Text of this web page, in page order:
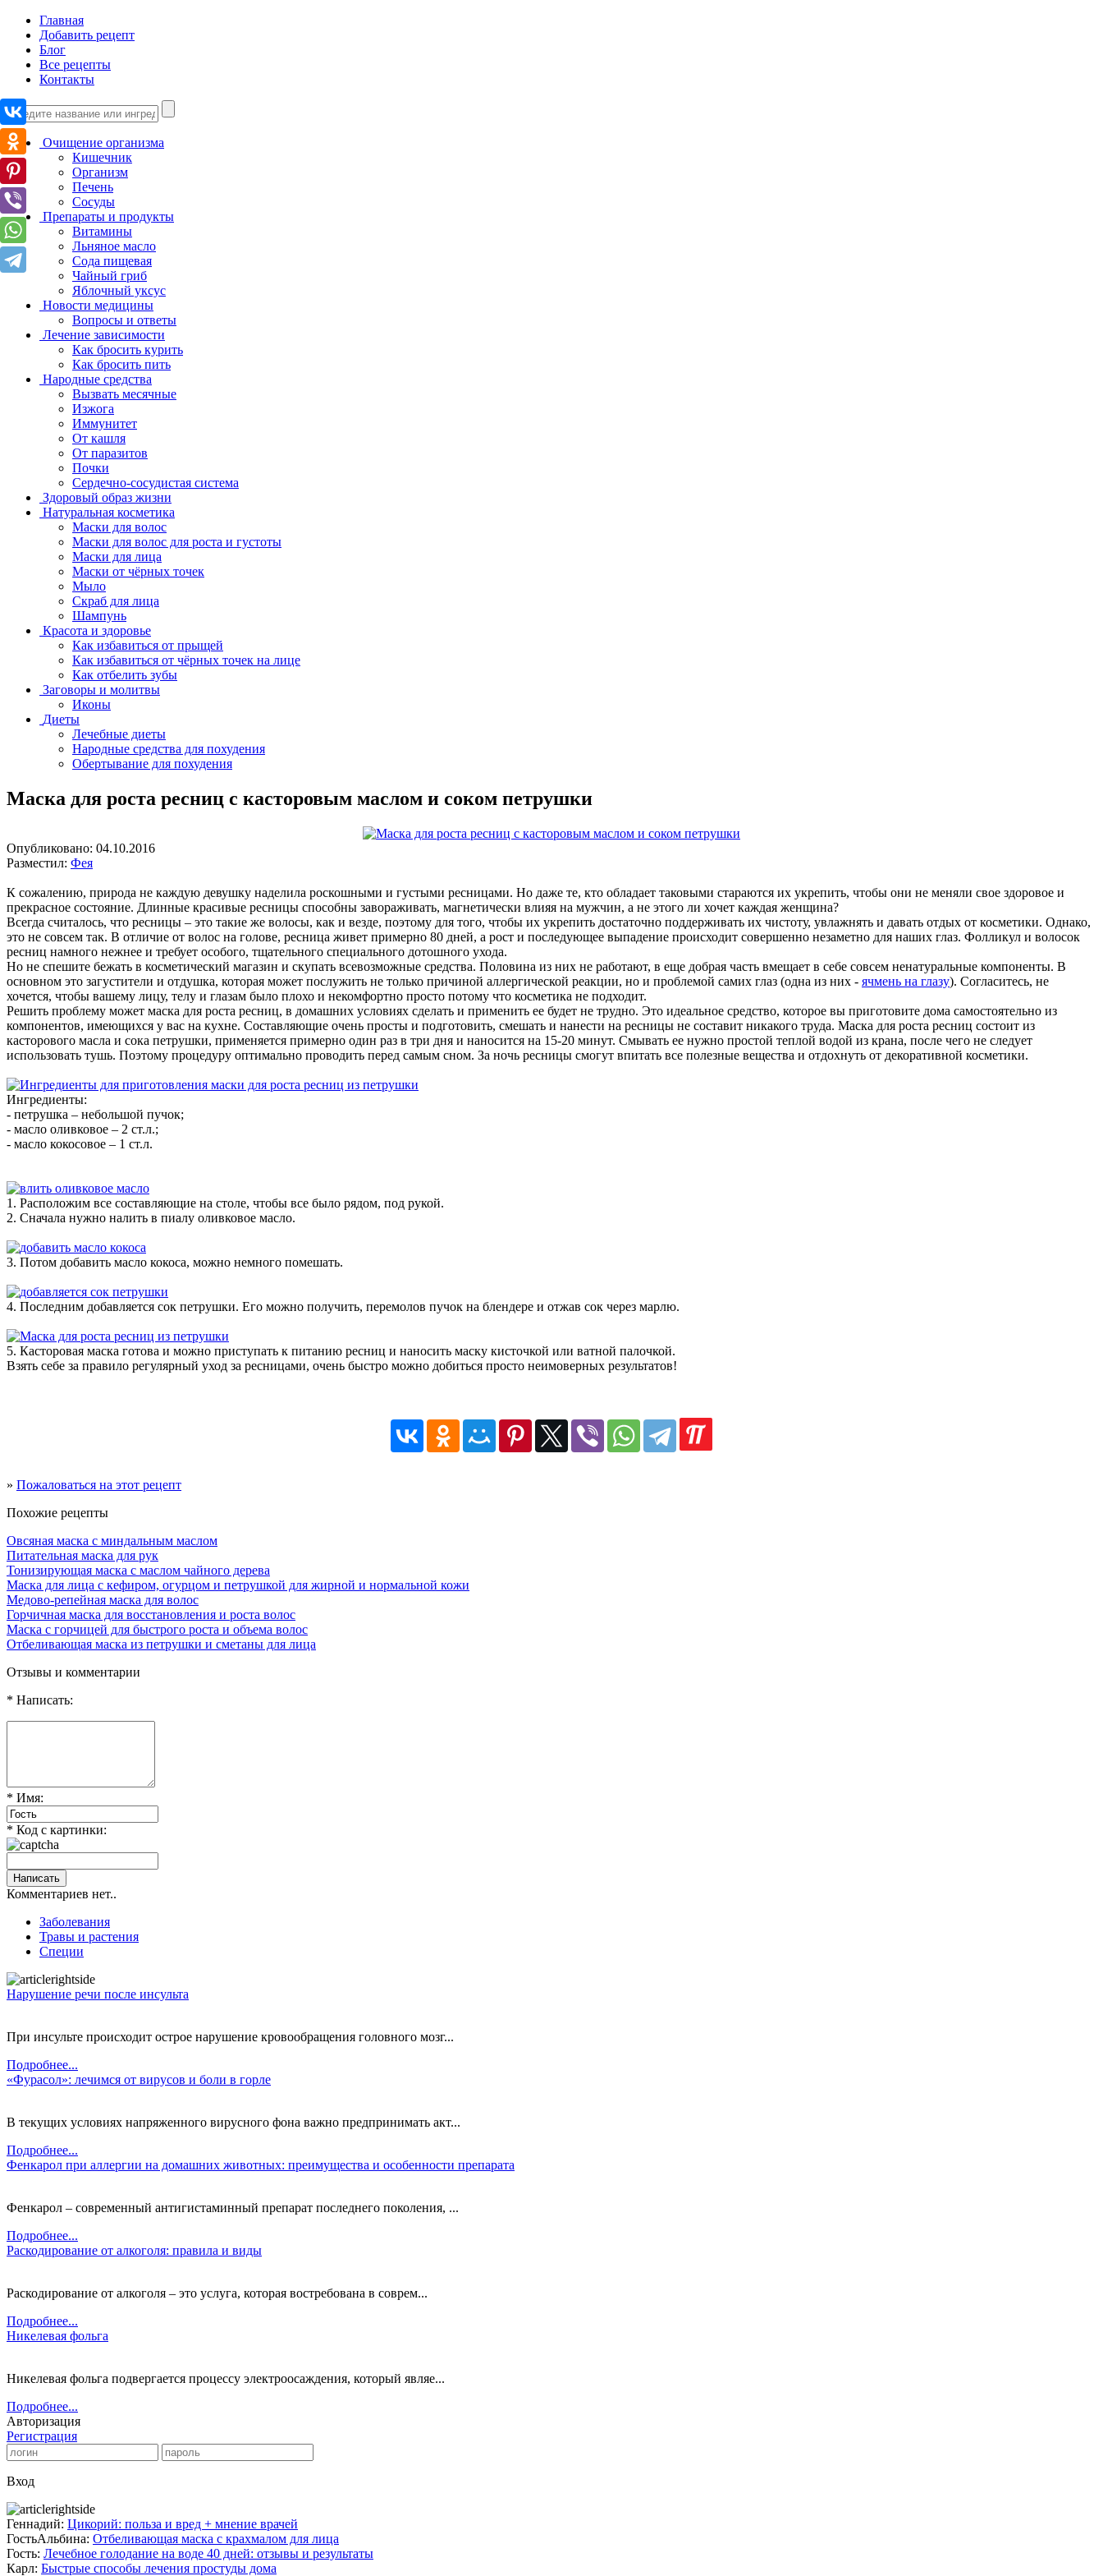
Главная
Добавить рецепт
Блог
Все рецепты
Контакты
Очищение организма
Кишечник
Организм
Печень
Сосуды
Препараты и продукты
Витамины
Льняное масло
Сода пищевая
Чайный гриб
Яблочный уксус
Новости медицины
Вопросы и ответы
Лечение зависимости
Как бросить курить
Как бросить пить
Народные средства
Вызвать месячные
Изжога
Иммунитет
От кашля
От паразитов
Почки
Сердечно-сосудистая система
Здоровый образ жизни
Натуральная косметика
Маски для волос
Маски для волос для роста и густоты
Маски для лица
Маски от чёрных точек
Мыло
Скраб для лица
Шампунь
Красота и здоровье
Как избавиться от прыщей
Как избавиться от чёрных точек на лице
Как отбелить зубы
Заговоры и молитвы
Иконы
Диеты
Лечебные диеты
Народные средства для похудения
Обертывание для похудения
Маска для роста ресниц с касторовым маслом и соком петрушки
Опубликовано: 04.10.2016
Разместил: Фея
К сожалению, природа не каждую девушку наделила роскошными и густыми ресницами. Но даже те, кто обладает таковыми стараются их укрепить, чтобы они не меняли свое здоровое и
прекрасное состояние. Длинные красивые ресницы способны завораживать, магнетически влияя на мужчин, а не этого ли хочет каждая женщина?
Всегда считалось, что ресницы – это такие же волосы, как и везде, поэтому для того, чтобы их укрепить достаточно поддерживать их чистоту, увлажнять и давать отдых от косметики. Однако,
это не совсем так. В отличие от волос на голове, ресница живет примерно 80 дней, а рост и последующее выпадение происходит совершенно незаметно для наших глаз. Фолликул и волосок
ресниц намного нежнее и требует особого, тщательного специального дотошного ухода.
Но не спешите бежать в косметический магазин и скупать всевозможные средства. Половина из них не работают, в еще добрая часть вмещает в себе совсем ненатуральные компоненты. В
основном это загустители и отдушка, которая может послужить не только причиной аллергической реакции, но и проблемой самих глаз (одна из них - ячмень на глазу). Согласитесь, не
хочется, чтобы вашему лицу, телу и глазам было плохо и некомфортно просто потому что косметика не подходит.
Решить проблему может маска для роста ресниц, в домашних условиях сделать и применить ее будет не трудно. Это идеальное средство, которое вы приготовите дома самостоятельно из
компонентов, имеющихся у вас на кухне. Составляющие очень просты и подготовить, смешать и нанести на ресницы не составит никакого труда. Маска для роста ресниц состоит из
касторового масла и сока петрушки, применяется примерно один раз в три дня и наносится на 15-20 минут. Смывать ее нужно простой теплой водой из крана, после чего не следует
использовать тушь. Поэтому процедуру оптимально проводить перед самым сном. За ночь ресницы смогут впитать все полезные вещества и отдохнуть от декоративной косметики.
Ингредиенты:
- петрушка – небольшой пучок;
- масло оливковое – 2 ст.л.;
- масло кокосовое – 1 ст.л.
1. Расположим все составляющие на столе, чтобы все было рядом, под рукой.
2. Сначала нужно налить в пиалу оливковое масло.
3. Потом добавить масло кокоса, можно немного помешать.
4. Последним добавляется сок петрушки. Его можно получить, перемолов пучок на блендере и отжав сок через марлю.
5. Касторовая маска готова и можно приступать к питанию ресниц и наносить маску кисточкой или ватной палочкой.
Взять себе за правило регулярный уход за ресницами, очень быстро можно добиться просто неимоверных результатов!
» Пожаловаться на этот рецепт
Похожие рецепты
Овсяная маска с миндальным маслом
Питательная маска для рук
Тонизирующая маска с маслом чайного дерева
Маска для лица с кефиром, огурцом и петрушкой для жирной и нормальной кожи
Медово-репейная маска для волос
Горчичная маска для восстановления и роста волос
Маска с горчицей для быстрого роста и объема волос
Отбеливающая маска из петрушки и сметаны для лица
Отзывы и комментарии
* Написать:
* Имя:
* Код с картинки:
Комментариев нет..
Заболевания
Травы и растения
Специи
Нарушение речи после инсульта
При инсульте происходит острое нарушение кровообращения головного мозг...
Подробнее...
«Фурасол»: лечимся от вирусов и боли в горле
В текущих условиях напряженного вирусного фона важно предпринимать акт...
Подробнее...
Фенкарол при аллергии на домашних животных: преимущества и особенности препарата
Фенкарол – современный антигистаминный препарат последнего поколения, ...
Подробнее...
Раскодирование от алкоголя: правила и виды
Раскодирование от алкоголя – это услуга, которая востребована в соврем...
Подробнее...
Никелевая фольга
Никелевая фольга подвергается процессу электроосаждения, который являе...
Подробнее...
Авторизация
Регистрация
Вход
Геннадий: Цикорий: польза и вред + мнение врачей
ГостьАльбина: Отбеливающая маска с крахмалом для лица
Гость: Лечебное голодание на воде 40 дней: отзывы и результаты
Карл: Быстрые способы лечения простуды дома